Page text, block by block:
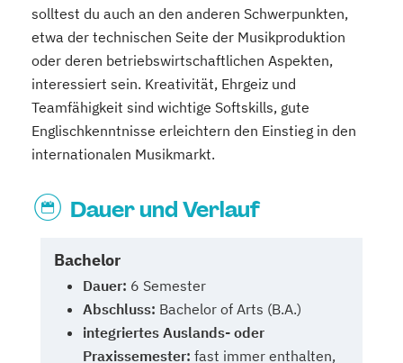
solltest du auch an den anderen Schwerpunkten,
etwa der technischen Seite der Musikproduktion
oder deren betriebswirtschaftlichen Aspekten,
interessiert sein. Kreativität, Ehrgeiz und
Teamfähigkeit sind wichtige Softskills, gute
Englischkenntnisse erleichtern den Einstieg in den
internationalen Musikmarkt.
Dauer und Verlauf
Bachelor
Dauer: 6 Semester
Abschluss: Bachelor of Arts (B.A.)
integriertes Auslands- oder
Praxissemester: fast immer enthalten,